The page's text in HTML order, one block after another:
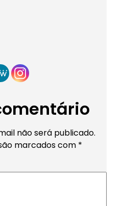
não será publicado.
marcados com *